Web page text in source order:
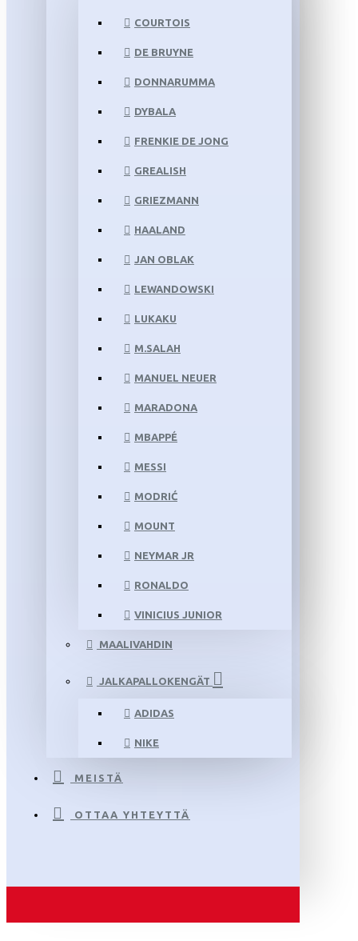
COURTOIS
DE BRUYNE
DONNARUMMA
DYBALA
FRENKIE DE JONG
GREALISH
GRIEZMANN
HAALAND
JAN OBLAK
LEWANDOWSKI
LUKAKU
M.SALAH
MANUEL NEUER
MARADONA
MBAPPÉ
MESSI
MODRIĆ
MOUNT
NEYMAR JR
RONALDO
VINICIUS JUNIOR
MAALIVAHDIN
JALKAPALLOKENGÄT
ADIDAS
NIKE
MEISTÄ
OTTAA YHTEYTTÄ